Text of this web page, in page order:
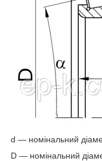
d — номінальний
D — номінальний